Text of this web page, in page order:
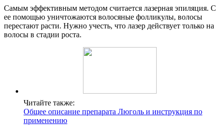
Самым эффективным методом считается лазерная эпиляция. С
ее помощью уничтожаются волосяные фолликулы, волосы
перестают расти. Нужно учесть, что лазер действует только на
волосы в стадии роста.
Читайте также:
Общее описание препарата Люголь и инструкция по
применению